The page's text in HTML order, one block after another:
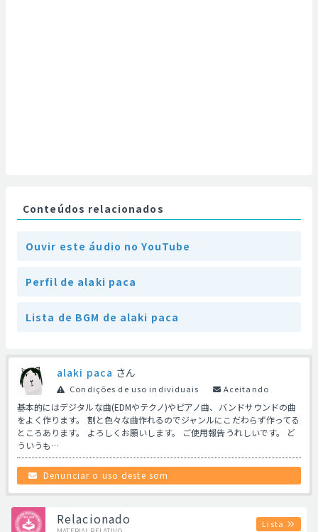
Conteúdos relacionados
Ouvir este áudio no YouTube
Perfil de alaki paca
Lista de BGM de alaki paca
alaki paca さん
Condições de uso individuais Aceitando
基本的にはデジタルな曲(EDMやテクノ)やピアノ曲、バンドサウンドの曲
をよく作ります。 割と色々な曲作れるのでジャンルにこだわらず作ってる
ところあります。 よろしくお願いします。 ご使用報告うれしいです。 ど
ういうも…
Denunciar o uso deste som
Relacionado Lista